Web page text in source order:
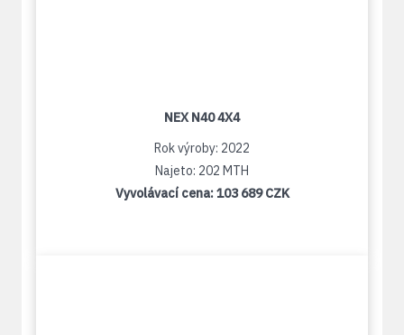
NEX N40 4X4
Rok výroby: 2022
Najeto: 202 MTH
Vyvolávací cena:103 689 CZK